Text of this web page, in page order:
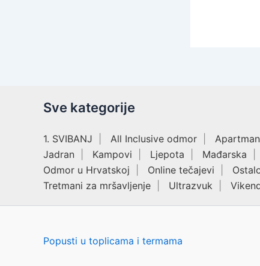
Sve kategorije
1. SVIBANJ All Inclusive odmor
Jadran
Kampovi Ljepota Mađarska
Odmor u Hrvatskoj
Online tečajevi
Tretmani za mršavljenje
Ultrazvuk
Popusti u toplicama i termama